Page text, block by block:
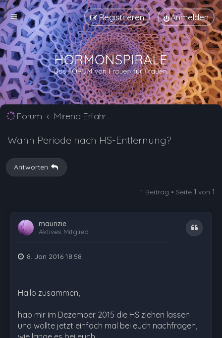
Anmelden
Registrieren
Forum Mirena Erfahrungsberichte und Nebenwirkungen
Wann Periode nach HS-Entfernung?
Antworten
1 Beitrag • Seite 1 von 1
maunzie
Aktives Mitglied
Zitat
8. Jan 2016 18:58
Hallo zusammen,
hab mir im Dezember 2015 die HS ziehen lassen
und wollte jetzt einfach mal bei euch nachfragen,